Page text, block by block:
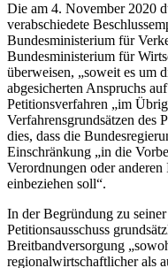
Die am 4. November 2020
verabschiedete
Bundesministerium für
Bundesministerium für
überweisen, „soweit es um
abgesicherten Anspruchs
Petitionsverfahren „im
Verfahrensgrundsätzen des
dies, dass die
Einschränkung „in die
Verordnungen oder
einbeziehen soll“.
In der Begründung zu
Petitionsausschuss
Breitbandversorgung
regionalwirtschaftlicher als